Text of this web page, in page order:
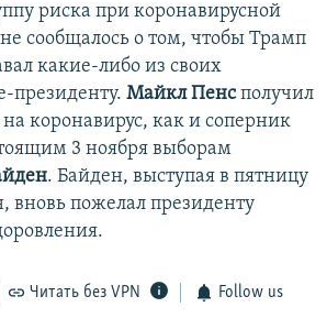
риска при коронавирусной
сообщалось о том, чтобы Трамп
какие-либо из своих
президенту. Майкл Пенсполучил
коронавирус, как и соперник
3 ноября выборам
. Байден, выступая в пятницу
вновь пожелал президенту
Читать без VPN Follow us